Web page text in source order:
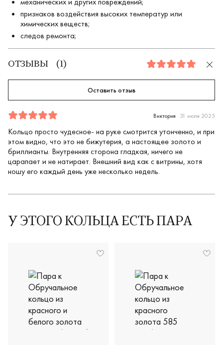
признаков воздействия высоких температур или
химических веществ;
следов ремонта;
ОТЗЫВЫ ( 1) 5.0
Оставить отзыв
Отзыв
1
5.0
5 Виктория 31 июля 2025
Кольцо просто чудесное- на руке смотрится утонченно, и при
этом видно, что это не бижутерия, а настоящее золото и
бриллианты. Внутренняя сторона гладкая, ничего не
царапает и не натирает. Внешний вид как с витрины, хотя
ношу его каждый день уже несколько недель.
У ЭТОГО КОЛЬЦА ЕСТЬ ПАРА